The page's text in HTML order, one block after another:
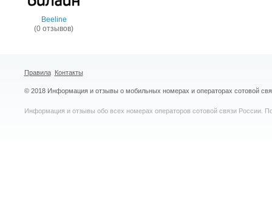
Beeline
(0 отзывов)
Правила Контакты
© 2018 Информация и отзывы о мобильных номерах и операторах сотовой
Информация и отзывы обо всех номерах операторов сотовой связи России.